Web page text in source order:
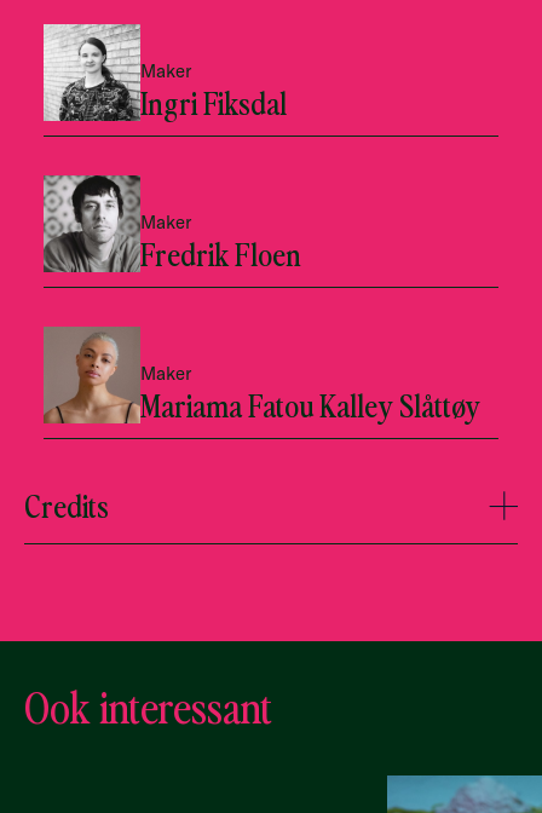
Maker
Ingri Fiksdal
Maker
Fredrik Floen
Maker
Mariama Fatou Kalley Slåttøy
Credits
Ook interessant